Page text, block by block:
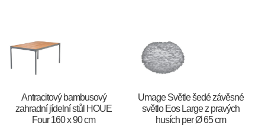
Antracitový bambusový
zahradní jídelní stůl HOUE
Four 160 x 90 cm
Umage Světle šedé závěsné
světlo Eos Large z pravých
husích per Ø 65 cm